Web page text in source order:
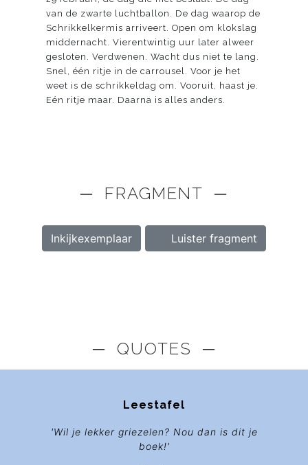
van de zwarte luchtballon. De dag waarop de
Schrikkelkermis arriveert. Open om klokslag
middernacht. Vierentwintig uur later alweer
gesloten. Verdwenen. Wacht dus niet te lang.
Snel, één ritje in de carrousel. Voor je het
weet is de schrikkeldag om. Vooruit, haast je.
Eén ritje maar. Daarna is alles anders.
─ FRAGMENT ─
Inkijkexemplaar Luister fragment
─ QUOTES ─
Leestafel
'Wil je lekker griezelen? Nou dan is dit je
boek!'